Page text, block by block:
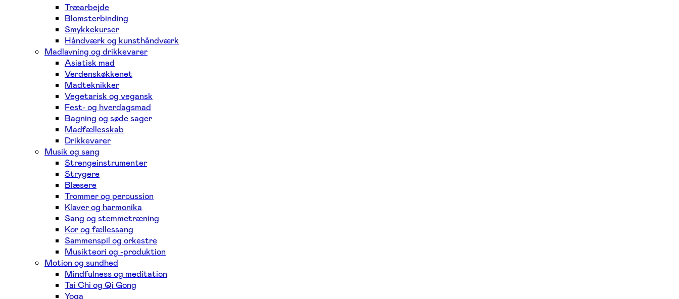
Træarbejde
Blomsterbinding
Smykkekurser
Håndværk og kunsthåndværk
Madlavning og drikkevarer
Asiatisk mad
Verdenskøkkenet
Madteknikker
Vegetarisk og vegansk
Fest- og hverdagsmad
Bagning og søde sager
Madfællesskab
Drikkevarer
Musik og sang
Strengeinstrumenter
Strygere
Blæsere
Trommer og percussion
Klaver og harmonika
Sang og stemmetræning
Kor og fællessang
Sammenspil og orkestre
Musikteori og -produktion
Motion og sundhed
Mindfulness og meditation
Tai Chi og Qi Gong
Yoga